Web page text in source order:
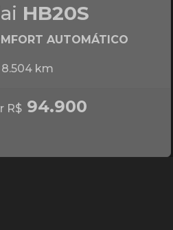
HB20S
AUTOMÁTICO
8.504 km
R$ 94.900